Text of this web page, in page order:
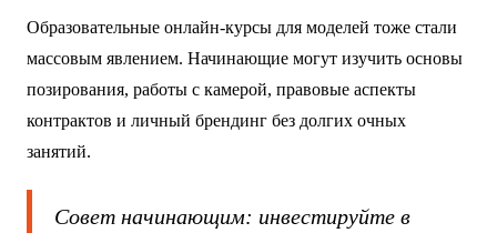
Образовательные онлайн-курсы для моделей тоже стали
массовым явлением. Начинающие могут изучить основы
позирования, работы с камерой, правовые аспекты
контрактов и личный брендинг без долгих очных
занятий.
Совет начинающим: инвестируйте в